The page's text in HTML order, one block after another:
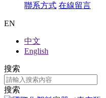
聯系方式 在線留言
EN
中文
English
搜索
搜索